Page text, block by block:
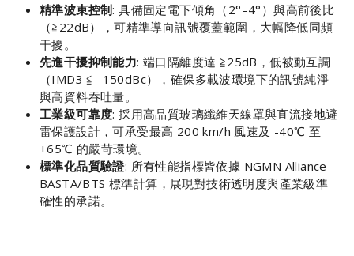
精準波束控制: 具備固定電下傾角（2°–4°）與高前後比
（≧22dB），可精準導向訊號覆蓋範圍，大幅降低同頻
干擾。
先進干擾抑制能力: 端口隔離度達 ≧25dB，低被動互調
（IMD3 ≦ -150dBc），確保多載波環境下的訊號純淨
與高資料吞吐量。
工業級可靠度: 採用高品質玻璃纖維天線罩與直流接地避
雷保護設計，可承受最高 200 km/h 風速及 -40℃ 至
+65℃ 的嚴苛環境。
標準化品質驗證: 所有性能指標皆依據 NGMN Alliance
BASTA/BTS 標準計算，展現對技術透明度與產業級準
確性的承諾。